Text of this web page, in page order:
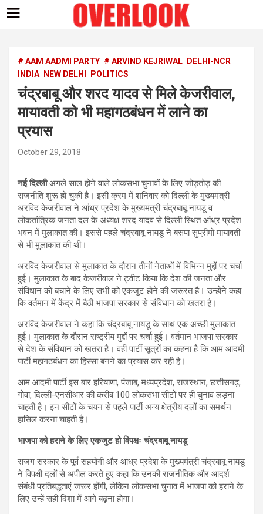
content# AAM AADMI PARTY # ARVIND KEJRIWAL
DELHI-NCR
INDIA
NEW DELHI POLITICS
चंद्रबाबू और शरद यादव से मिले केजरीवाल,
मायावती को भी महागठबंधन में लाने का
प्रयास
October 29, 2018
नई दिल्लीअगले साल होने वाले लोकसभा चुनावों के लिए जोड़तोड़ की
राजनीति शुरू हो चुकी है। इसी क्रम में शनिवार को दिल्ली के मुख्यमंत्री
अरविंद केजरीवाल ने आंध्र प्रदेश के मुख्यमंत्री चंद्रबाबू नायडू व
लोकतांत्रिक जनता दल के अध्यक्ष शरद यादव से दिल्ली स्थित आंध्र प्रदेश
भवन में मुलाकात की। इससे पहले चंद्रबाबू नायडू ने बसपा सुप्रीमो मायावती
से भी मुलाकात की थी।
अरविंद केजरीवाल से मुलाकात के दौरान तीनों नेताओं में विभिन्न मुद्दों पर चर्चा
हुई। मुलाकात के बाद केजरीवाल ने ट्वीट किया कि देश की जनता और
संविधान को बचाने के लिए सभी को एकजुट होने की जरूरत है। उन्होंने कहा
कि वर्तमान में केंद्र में बैठी भाजपा सरकार से संविधान को खतरा है।
अरविंद केजरीवाल ने कहा कि चंद्रबाबू नायडू के साथ एक अच्छी मुलाकात
हुई। मुलाकात के दौरान राष्ट्रीय मुद्दों पर चर्चा हुई। वर्तमान भाजपा सरकार
से देश के संविधान को खतरा है। वहीं पार्टी सूत्रों का कहना है कि आम आदमी
पार्टी महागठबंधन का हिस्सा बनने का प्रयास कर रही है।
आम आदमी पार्टी इस बार हरियाणा, पंजाब, मध्यप्रदेश, राजस्थान, छत्तीसगढ़,
गोवा, दिल्ली-एनसीआर की करीब 100 लोकसभा सीटों पर ही चुनाव लड़ना
चाहती है। इन सीटों के चयन से पहले पार्टी अन्य क्षेत्रीय दलों का समर्थन
हासिल करना चाहती है।
भाजपा को हराने के लिए एकजुट हो विपक्षः चंद्रबाबू नायडू
राजग सरकार के पूर्व सहयोगी और आंध्र प्रदेश के मुख्यमंत्री चंद्रबाबू नायडू
ने विपक्षी दलों से अपील करते हुए कहा कि उनकी राजनीतिक और आदर्श
संबंधी प्रतिबद्धताएं जरूर होंगी, लेकिन लोकसभा चुनाव में भाजपा को हराने के
लिए उन्हें सही दिशा में आगे बढ़ना होगा।